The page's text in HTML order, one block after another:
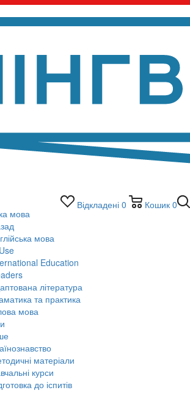
Відкладені 0 Кошик 0
мова
мова
Education
література
та практика
мова
матеріали
курси
до іспитів